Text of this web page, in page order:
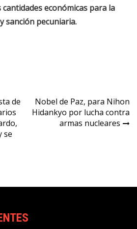
cantidades económicas para la
sanción pecuniaria.
de
se
Nobel de Paz, para Nihon
Hidankyo por lucha contra
armas nucleares